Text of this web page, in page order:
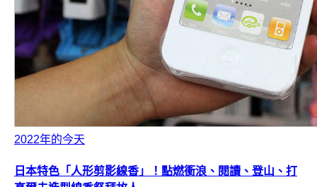
2022年的今天
日本特色「人形剪影線香」！點燃衝浪、閱讀、登山、打